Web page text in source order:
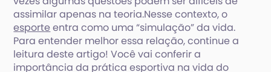
assimilar apenas na teoria.Nesse contexto, o
esporteentra como uma “simulação” da vida.
Para entender melhor essa relação, continue a
leitura deste artigo! Você vai conferir a
importância da prática esportiva na vida do